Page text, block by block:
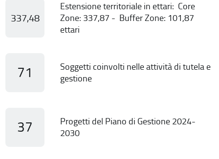
337,48
Estensione territoriale in ettari: Core
Zone: 337,87 - Buffer Zone: 101,87
ettari
71
Soggetti coinvolti nelle attività di tutela e
gestione
37
Progetti del Piano di Gestione 2024-
2030